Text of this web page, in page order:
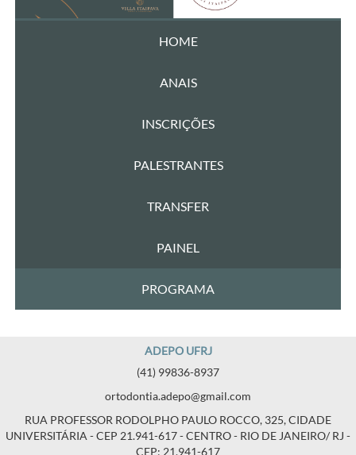
HOME
ANAIS
INSCRIÇÕES
PALESTRANTES
TRANSFER
PAINEL
PROGRAMA
ADEPO UFRJ
(41) 99836-8937
ortodontia.adepo@gmail.com
RUA PROFESSOR RODOLPHO PAULO ROCCO, 325, CIDADE
UNIVERSITÁRIA - CEP 21.941-617 - CENTRO - RIO DE JANEIRO/ RJ -
CEP: 21.941-617